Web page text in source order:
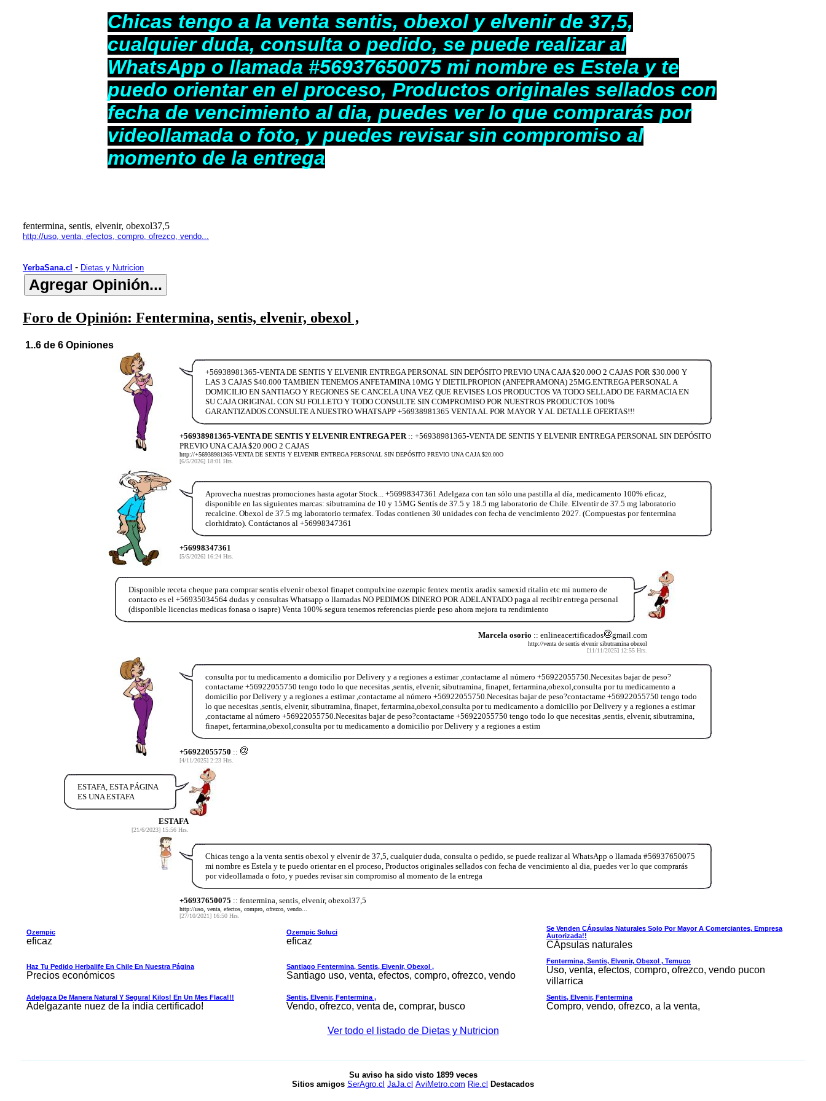
Chicas tengo a la venta sentis, obexol y elvenir de 37,5,
cualquier duda, consulta o pedido, se puede realizar al
WhatsApp o llamada #56937650075 mi nombre es Estela y te
puedo orientar en el proceso, Productos originales sellados con
fecha de vencimiento al dia, puedes ver lo que comprarás por
videollamada o foto, y puedes revisar sin compromiso al
momento de la entrega
fentermina, sentis, elvenir, obexol37,5
http://uso, venta, efectos, compro, ofrezco, vendo...
YerbaSana.cl - Dietas y Nutricion
Foro de Opinión: Fentermina, sentis, elvenir, obexol ,
1..6 de 6 Opiniones
+56938981365-VENTA DE SENTIS Y ELVENIR ENTREGA PERSONAL SIN DEPÓSITO PREVIO UNA CAJA $20.00O 2 CAJAS POR $30.000 Y
LAS 3 CAJAS $40.000 TAMBIEN TENEMOS ANFETAMINA 10MG Y DIETILPROPION (ANFEPRAMONA) 25MG.ENTREGA PERSONAL A
DOMICILIO EN SANTIAGO Y REGIONES SE CANCELA UNA VEZ QUE REVISES LOS PRODUCTOS VA TODO SELLADO DE FARMACIA EN
SU CAJA ORIGINAL CON SU FOLLETO Y TODO CONSULTE SIN COMPROMISO POR NUESTROS PRODUCTOS 100%
GARANTIZADOS.CONSULTE A NUESTRO WHATSAPP +56938981365 VENTA AL POR MAYOR Y AL DETALLE OFERTAS!!!
+56938981365-VENTA DE SENTIS Y ELVENIR ENTREGA PER:: +56938981365-VENTA DE SENTIS Y ELVENIR ENTREGA PERSONAL SIN DEPÓSITO
PREVIO UNA CAJA $20.00O 2 CAJAS
http://+56938981365-VENTA DE SENTIS Y ELVENIR ENTREGA PERSONAL SIN DEPÓSITO PREVIO UNA CAJA $20.00O
[6/5/2026] 18:01 Hrs.
Aprovecha nuestras promociones hasta agotar Stock... +56998347361 Adelgaza con tan sólo una pastilla al día, medicamento 100% eficaz,
disponible en las siguientes marcas: sibutramina de 10 y 15MG Sentís de 37.5 y 18.5 mg laboratorio de Chile. Elventir de 37.5 mg laboratorio
recalcine. Obexol de 37.5 mg laboratorio termafex. Todas contienen 30 unidades con fecha de vencimiento 2027. (Compuestas por fentermina
clorhidrato). Contáctanos al +56998347361
+56998347361
[5/5/2026] 16:24 Hrs.
Disponible receta cheque para comprar sentis elvenir obexol finapet compulxine ozempic fentex mentix aradix samexid ritalin etc mi numero de
contacto es el +56935034564 dudas y consultas Whatsapp o llamadas NO PEDIMOS DINERO POR ADELANTADO paga al recibir entrega personal
(disponible licencias medicas fonasa o isapre) Venta 100% segura tenemos referencias pierde peso ahora mejora tu rendimiento
Marcela osorio :: enlineacertificados gmail.com
http://venta de sentis elvenir sibutramina obexol
[11/11/2025] 12:55 Hrs.
consulta por tu medicamento a domicilio por Delivery y a regiones a estimar ,contactame al número +56922055750.Necesitas bajar de peso?
contactame +56922055750 tengo todo lo que necesitas ,sentis, elvenir, sibutramina, finapet, fertarmina,obexol,consulta por tu medicamento a
domicilio por Delivery y a regiones a estimar ,contactame al número +56922055750.Necesitas bajar de peso?contactame +56922055750 tengo todo
lo que necesitas ,sentis, elvenir, sibutramina, finapet, fertarmina,obexol,consulta por tu medicamento a domicilio por Delivery y a regiones a estimar
,contactame al número +56922055750.Necesitas bajar de peso?contactame +56922055750 tengo todo lo que necesitas ,sentis, elvenir, sibutramina,
finapet, fertarmina,obexol,consulta por tu medicamento a domicilio por Delivery y a regiones a estim
+56922055750 ::
[4/11/2025] 2:23 Hrs.
ESTAFA, ESTA PÁGINA
ES UNA ESTAFA
ESTAFA
[21/6/2023] 15:56 Hrs.
Chicas tengo a la venta sentis obexol y elvenir de 37,5, cualquier duda, consulta o pedido, se puede realizar al WhatsApp o llamada #56937650075
mi nombre es Estela y te puedo orientar en el proceso, Productos originales sellados con fecha de vencimiento al dia, puedes ver lo que comprarás
por videollamada o foto, y puedes revisar sin compromiso al momento de la entrega
+56937650075 :: fentermina, sentis, elvenir, obexol37,5
http://uso, venta, efectos, compro, ofrezco, vendo...
[27/10/2021] 16:50 Hrs.
Ozempic
eficaz
Ozempic Soluci
eficaz
Se Venden CÁpsulas Naturales Solo Por Mayor A Comerciantes, Empresa
Autorizada!!
CÁpsulas naturales
Haz Tu Pedido Herbalife En Chile En Nuestra Página
Precios económicos
Santiago Fentermina, Sentis, Elvenir, Obexol ,
Santiago uso, venta, efectos, compro, ofrezco, vendo
Fentermina, Sentis, Elvenir, Obexol , Temuco
Uso, venta, efectos, compro, ofrezco, vendo pucon
villarrica
Adelgaza De Manera Natural Y Segura! Kilos! En Un Mes Flaca!!!
Adelgazante nuez de la india certificado!
Sentis, Elvenir, Fentermina ,
Vendo, ofrezco, venta de, comprar, busco
Sentis, Elvenir, Fentermina
Compro, vendo, ofrezco, a la venta,
Ver todo el listado de Dietas y Nutricion
Su aviso ha sido visto 1899veces
Sitios amigos SerAgro.cl JaJa.cl AviMetro.com Rie.cl Destacados